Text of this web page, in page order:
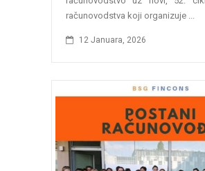
računovodstva koji organizuje ...
12 Januara, 2026